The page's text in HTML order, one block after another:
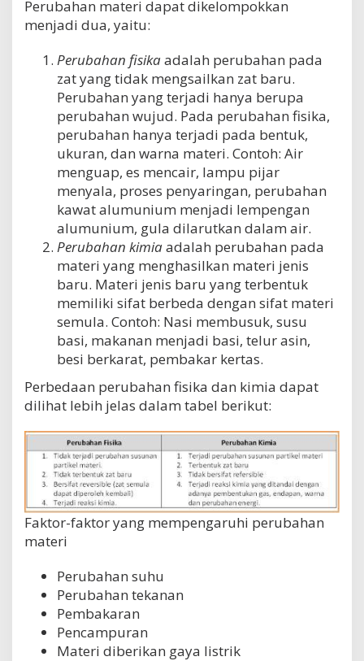
Perubahan materi dapat dikelompokkan
menjadi dua, yaitu:
Perubahan fisikaadalah perubahan pada
zat yang tidak mengsailkan zat baru.
Perubahan yang terjadi hanya berupa
perubahan wujud. Pada perubahan fisika,
perubahan hanya terjadi pada bentuk,
ukuran, dan warna materi. Contoh: Air
menguap, es mencair, lampu pijar
menyala, proses penyaringan, perubahan
kawat alumunium menjadi lempengan
alumunium, gula dilarutkan dalam air.
Perubahan kimiaadalah perubahan pada
materi yang menghasilkan materi jenis
baru. Materi jenis baru yang terbentuk
memiliki sifat berbeda dengan sifat materi
semula. Contoh: Nasi membusuk, susu
basi, makanan menjadi basi, telur asin,
besi berkarat, pembakar kertas.
Perbedaan perubahan fisika dan kimia dapat
dilihat lebih jelas dalam tabel berikut:
Faktor-faktor yang mempengaruhi perubahan
materi
Perubahan suhu
Perubahan tekanan
Pembakaran
Pencampuran
Materi diberikan gaya listrik